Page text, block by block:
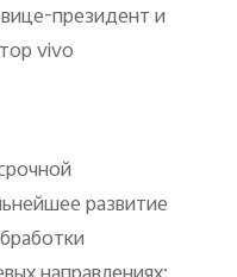
президент и
vivo
развитие